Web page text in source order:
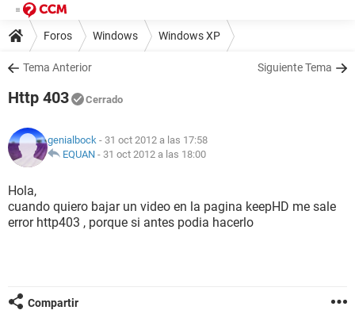
Foros Windows Windows XP
Tema Anterior Siguiente Tema
Http 403 Cerrado
genialbock - 31 oct 2012 a las 17:58
EQUAN - 31 oct 2012 a las 18:00
Hola,
cuando quiero bajar un video en la pagina keepHD me sale
error http403 , porque si antes podia hacerlo
Compartir